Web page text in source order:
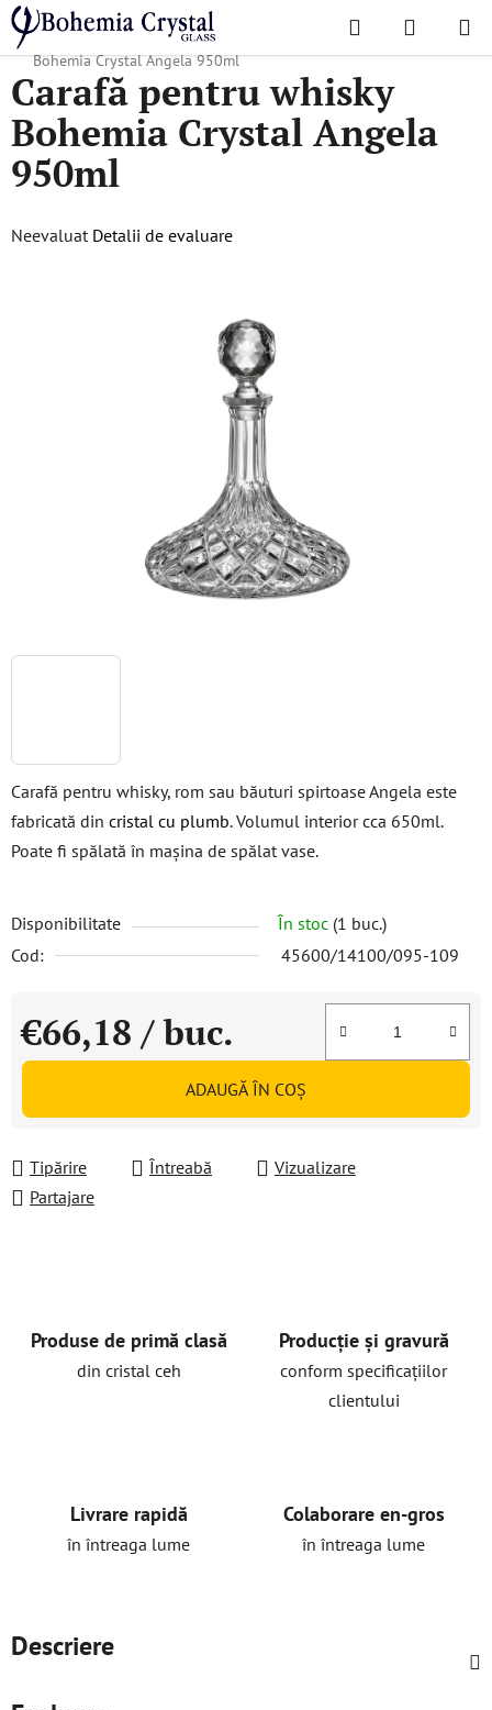
Treci
conținut
Căutare
DE
Acasă
/ Colecții populare / Angela Classic
Carafă pentru whisky
Bohemia Crystal Angela 950ml
Carafă pentru whisky, rom sau băuturi spirtoase Angela este
fabricată din cristal cu plumb. Volumul interior cca 650ml.
Poate fi spălată în mașina de spălat vase.
Disponibilitate În stoc (1 buc.)
Cod:
45600/14100/095-109
€66,18 / buc.
Evaluare preţ:
ADAUGĂ ÎN COŞ
Tipărire Întreabă
Vizualizare
Partajare
Carafă pentru whisky
Bohemia Crystal Angela
950ml
Evaluarea
Neevaluat Detalii de evaluare
Produse de primă clasă
din cristal ceh
Producție și gravură
conform specificațiilor
clientului
Livrare rapidă
în întreaga lume
Colaborare en-gros
în întreaga lume
Descriere